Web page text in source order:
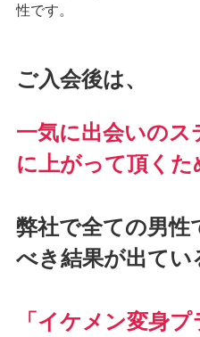
性です。
ご入会後は、
一気に出会いのス
に上がって頂くた
弊社で全ての男性
べき結果が出てい
「イケメン変身プ